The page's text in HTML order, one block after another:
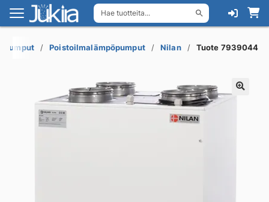
Hae tuotteita...
Siirry
navigointiin
Siirry
sisältöön
Poistoilmalämpöpumput Nilan Tuote 7939044